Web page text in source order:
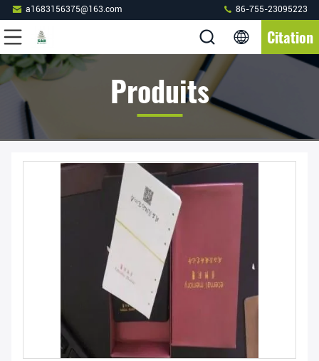
a1683156375@163.com 86-755-23095223
Citation
Produits